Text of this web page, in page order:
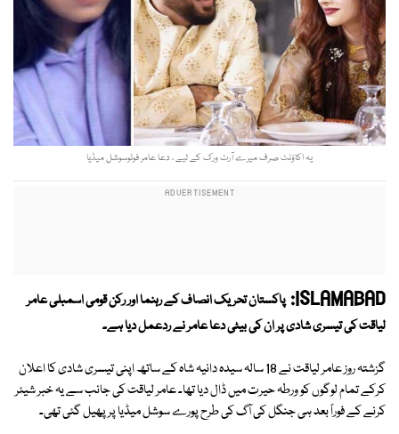
یہ اکاؤنٹ صرف میرے آرٹ ورک کے لیے ، دعا عامر فوٹوسوشل میڈیا
ISLAMABAD: پاکستان تحریک انصاف کے رہنما اور رکن قومی اسمبلی عامر
لیاقت کی تیسری شادی پر ان کی بیٹی دعا عامر نے ردعمل دیا ہے۔
گزشتہ روز عامر لیاقت نے 18 سالہ سیدہ دانیہ شاہ کے ساتھ اپنی تیسری شادی کا اعلان
کرکے تمام لوگوں کو ورطہ حیرت میں ڈال دیا تھا۔ عامر لیاقت کی جانب سے یہ خبر شیئر
کرنے کے فوراً بعد ہی جنگل کی آگ کی طرح پورے سوشل میڈیا پر پھیل گئی تھی۔